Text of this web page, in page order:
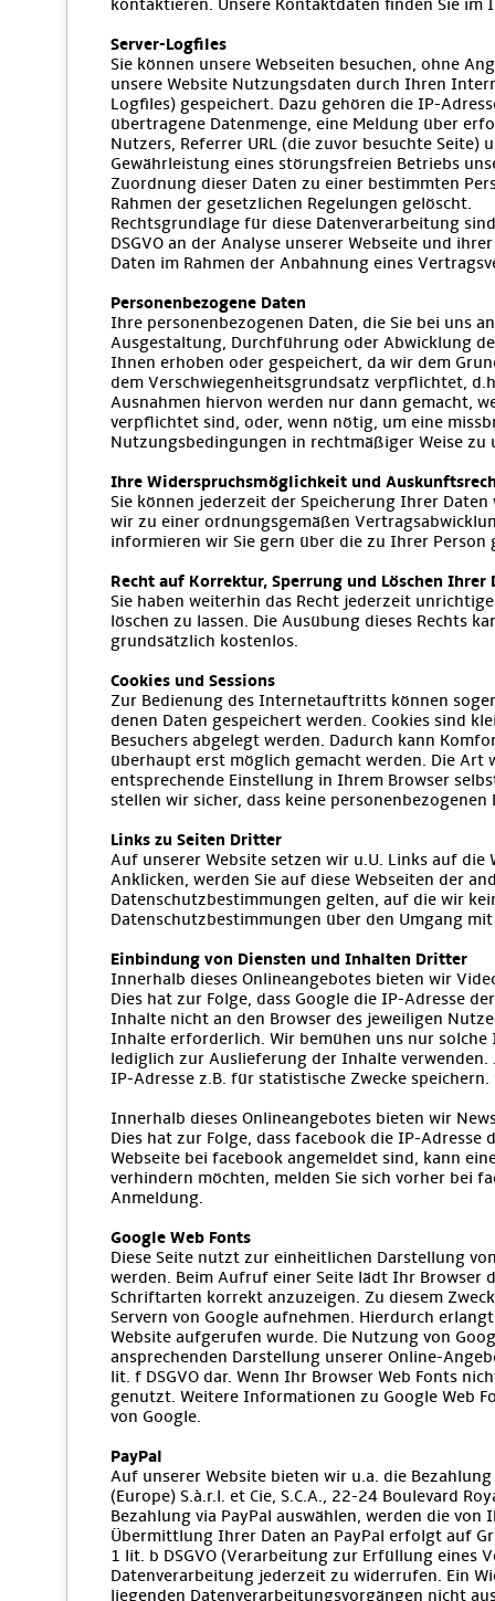
kontaktieren. Unsere Kontaktdaten finden Sie im
Server-Logfiles
Sie können unsere Webseiten besuchen, ohne
unsere Website Nutzungsdaten durch Ihren
Logfiles) gespeichert. Dazu gehören die IP-
übertragene Datenmenge, eine Meldung über
Nutzers, Referrer URL (die zuvor besuchte Seite)
Gewährleistung eines störungsfreien Betriebs
Zuordnung dieser Daten zu einer bestimmten
Rahmen der gesetzlichen Regelungen gelöscht.
Rechtsgrundlage für diese Datenverarbeitung
DSGVO an der Analyse unserer Webseite und
Daten im Rahmen der Anbahnung eines
Personenbezogene Daten
Ihre personenbezogenen Daten, die Sie bei uns
Ausgestaltung, Durchführung oder Abwicklung
Ihnen erhoben oder gespeichert, da wir dem
dem Verschwiegenheitsgrundsatz verpflichtet,
Ausnahmen hiervon werden nur dann gemacht,
verpflichtet sind, oder, wenn nötig, um eine
Nutzungsbedingungen in rechtmäßiger Weise zu
Ihre Widerspruchsmöglichkeit und
Sie können jederzeit der Speicherung Ihrer
wir zu einer ordnungsgemäßen
informieren wir Sie gern über die zu Ihrer Person
Recht auf Korrektur, Sperrung und Löschen Ihrer
Sie haben weiterhin das Recht jederzeit
löschen zu lassen. Die Ausübung dieses Rechts
grundsätzlich kostenlos.
Cookies und Sessions
Zur Bedienung des Internetauftritts können
denen Daten gespeichert werden. Cookies sind
Besuchers abgelegt werden. Dadurch kann
überhaupt erst möglich gemacht werden. Die Art
entsprechende Einstellung in Ihrem Browser
stellen wir sicher, dass keine
Links zu Seiten Dritter
Auf unserer Website setzen wir u.U. Links auf
Anklicken, werden Sie auf diese Webseiten der
Datenschutzbestimmungen gelten, auf die wir
Datenschutzbestimmungen über den Umgang
Einbindung von Diensten und Inhalten Dritter
Innerhalb dieses Onlineangebotes bieten wir
Dies hat zur Folge, dass Google die IP-Adresse
Inhalte nicht an den Browser des jeweiligen
Inhalte erforderlich. Wir bemühen uns nur
lediglich zur Auslieferung der Inhalte
IP-Adresse z.B. für statistische Zwecke
Innerhalb dieses Onlineangebotes bieten wir
Dies hat zur Folge, dass facebook die IP-Adresse
Webseite bei facebook angemeldet sind, kann
verhindern möchten, melden Sie sich vorher bei
Anmeldung.
Google Web Fonts
Diese Seite nutzt zur einheitlichen Darstellung
werden. Beim Aufruf einer Seite lädt Ihr Browser
Schriftarten korrekt anzuzeigen. Zu diesem
Servern von Google aufnehmen. Hierdurch
Website aufgerufen wurde. Die Nutzung von
ansprechenden Darstellung unserer Online-
lit. f DSGVO dar. Wenn Ihr Browser Web Fonts
genutzt. Weitere Informationen zu Google Web
von Google.
PayPal
Auf unserer Website bieten wir u.a. die
(Europe) S.à.r.l. et Cie, S.C.A., 22-24 Boulevard
Bezahlung via PayPal auswählen, werden die
Übermittlung Ihrer Daten an PayPal erfolgt auf
1 lit. b DSGVO (Verarbeitung zur Erfüllung eines
Datenverarbeitung jederzeit zu widerrufen. Ein
liegenden Datenverarbeitungsvorgängen nicht